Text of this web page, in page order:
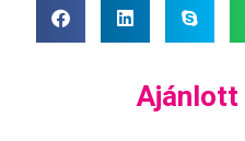
Ajánlott